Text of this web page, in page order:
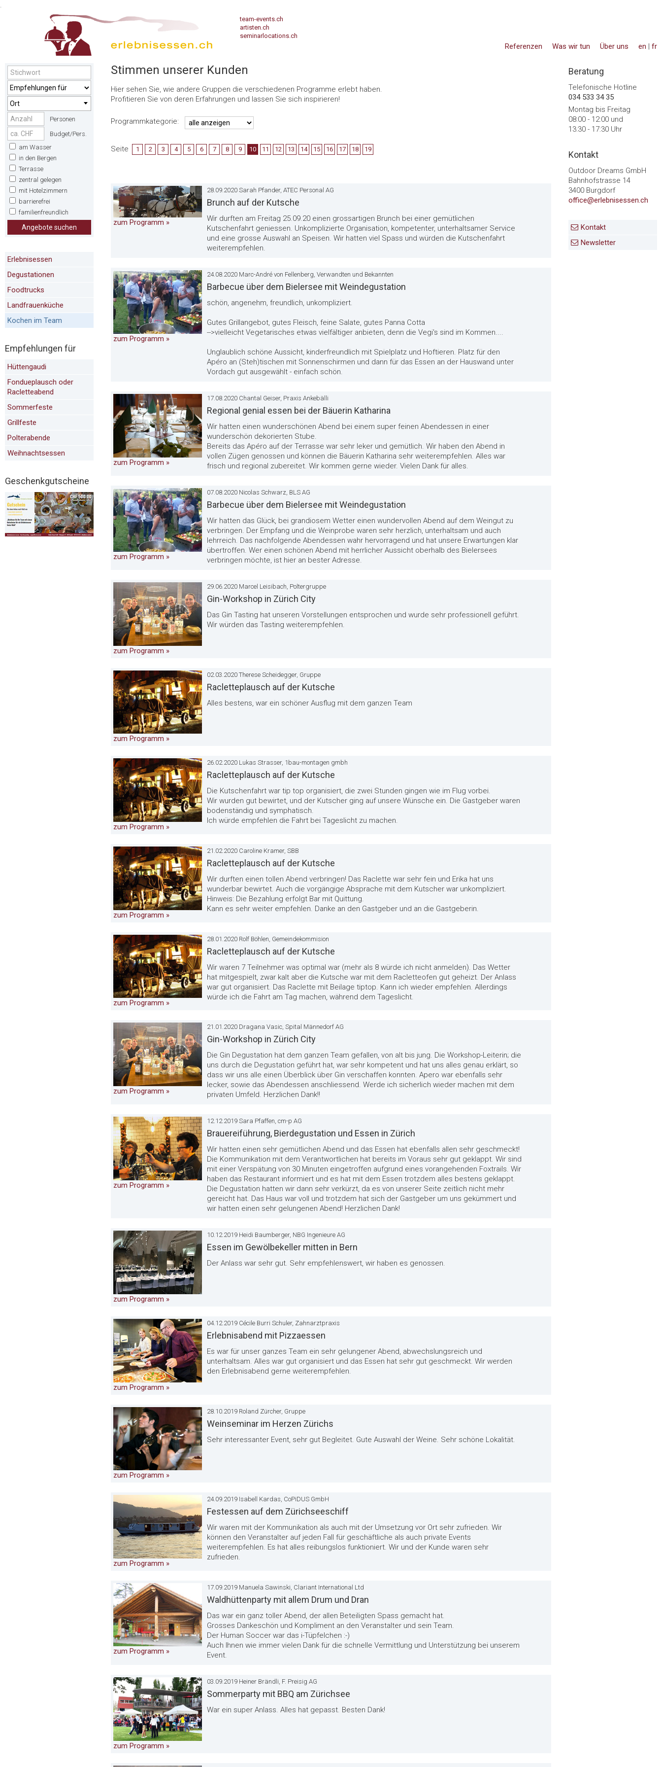
.
team-events.ch
artisten.ch
seminarlocations.ch
en | fr
Über uns
Was wir tun
Referenzen
Ort
Personen
Budget/Pers.
am Wasser
in den Bergen
Terrasse
zentral gelegen
mit Hotelzimmern
barrierefrei
familienfreundlich
Angebote suchen
Erlebnisessen
Degustationen
Foodtrucks
Landfrauenküche
Kochen im Team
Empfehlungen für
Hüttengaudi
Fondueplausch oder
Racletteabend
Sommerfeste
Grillfeste
Polterabende
Weihnachtsessen
Geschenkgutscheine
Stimmen unserer Kunden
Hier sehen Sie, wie andere Gruppen die verschiedenen Programme erlebt haben.
Profitieren Sie von deren Erfahrungen und lassen Sie sich inspirieren!
Programmkategorie:
Seite 1 2 3 4 5 6 7 8 9 10 11 12 13 14 15 16 17 18 19
zum Programm »
28.09.2020 Sarah Pfander, ATEC Personal AG
Brunch auf der Kutsche
Wir durften am Freitag 25.09.20 einen grossartigen Brunch bei einer gemütlichen
Kutschenfahrt geniessen. Unkomplizierte Organisation, kompetenter, unterhaltsamer Service
und eine grosse Auswahl an Speisen. Wir hatten viel Spass und würden die Kutschenfahrt
weiterempfehlen.
zum Programm »
24.08.2020 Marc-André von Fellenberg, Verwandten und Bekannten
Barbecue über dem Bielersee mit Weindegustation
schön, angenehm, freundlich, unkompliziert.
Gutes Grillangebot, gutes Fleisch, feine Salate, gutes Panna Cotta
-->vielleicht Vegetarisches etwas vielfältiger anbieten, denn die Vegi's sind im Kommen....
Unglaublich schöne Aussicht, kinderfreundlich mit Spielplatz und Hoftieren. Platz für den
Apéro an (Steh)tischen mit Sonnenschirmen und dann für das Essen an der Hauswand unter
Vordach gut ausgewählt - einfach schön.
zum Programm »
17.08.2020 Chantal Geiser, Praxis Ankebälli
Regional genial essen bei der Bäuerin Katharina
Wir hatten einen wunderschönen Abend bei einem super feinen Abendessen in einer
wunderschön dekorierten Stube.
Bereits das Apéro auf der Terrasse war sehr leker und gemütlich. Wir haben den Abend in
vollen Zügen genossen und können die Bäuerin Katharina sehr weiterempfehlen. Alles war
frisch und regional zubereitet. Wir kommen gerne wieder. Vielen Dank für alles.
zum Programm »
07.08.2020 Nicolas Schwarz, BLS AG
Barbecue über dem Bielersee mit Weindegustation
Wir hatten das Glück, bei grandiosem Wetter einen wundervollen Abend auf dem Weingut zu
verbringen. Der Empfang und die Weinprobe waren sehr herzlich, unterhaltsam und auch
lehrreich. Das nachfolgende Abendessen wahr hervorragend und hat unsere Erwartungen klar
übertroffen. Wer einen schönen Abend mit herrlicher Aussicht oberhalb des Bielersees
verbringen möchte, ist hier an bester Adresse.
zum Programm »
29.06.2020 Marcel Leisibach, Poltergruppe
Gin-Workshop in Zürich City
Das Gin Tasting hat unseren Vorstellungen entsprochen und wurde sehr professionell geführt.
Wir würden das Tasting weiterempfehlen.
zum Programm »
02.03.2020 Therese Scheidegger, Gruppe
Racletteplausch auf der Kutsche
Alles bestens, war ein schöner Ausflug mit dem ganzen Team
zum Programm »
26.02.2020 Lukas Strasser, 1bau-montagen gmbh
Racletteplausch auf der Kutsche
Die Kutschenfahrt war tip top organisiert, die zwei Stunden gingen wie im Flug vorbei.
Wir wurden gut bewirtet, und der Kutscher ging auf unsere Wünsche ein. Die Gastgeber waren
bodenständig und symphatisch.
Ich würde empfehlen die Fahrt bei Tageslicht zu machen.
zum Programm »
21.02.2020 Caroline Kramer, SBB
Racletteplausch auf der Kutsche
Wir durften einen tollen Abend verbringen! Das Raclette war sehr fein und Erika hat uns
wunderbar bewirtet. Auch die vorgängige Absprache mit dem Kutscher war unkompliziert.
Hinweis: Die Bezahlung erfolgt Bar mit Quittung.
Kann es sehr weiter empfehlen. Danke an den Gastgeber und an die Gastgeberin.
zum Programm »
28.01.2020 Rolf Böhlen, Gemeindekommision
Racletteplausch auf der Kutsche
Wir waren 7 Teilnehmer was optimal war (mehr als 8 würde ich nicht anmelden). Das Wetter
hat mitgespielt, zwar kalt aber die Kutsche war mit dem Racletteofen gut geheizt. Der Anlass
war gut organisiert. Das Raclette mit Beilage tiptop. Kann ich wieder empfehlen. Allerdings
würde ich die Fahrt am Tag machen, während dem Tageslicht.
zum Programm »
21.01.2020 Dragana Vasic, Spital Männedorf AG
Gin-Workshop in Zürich City
Die Gin Degustation hat dem ganzen Team gefallen, von alt bis jung. Die Workshop-Leiterin; die
uns durch die Degustation geführt hat, war sehr kompetent und hat uns alles genau erklärt, so
dass wir uns alle einen Überblick über Gin verschaffen konnten. Apero war ebenfalls sehr
lecker, sowie das Abendessen anschliessend. Werde ich sicherlich wieder machen mit dem
privaten Umfeld. Herzlichen Dank!!
zum Programm »
12.12.2019 Sara Pfaffen, cm-p AG
Brauereiführung, Bierdegustation und Essen in Zürich
Wir hatten einen sehr gemütlichen Abend und das Essen hat ebenfalls allen sehr geschmeckt!
Die Kommunikation mit dem Verantwortlichen hat bereits im Voraus sehr gut geklappt. Wir sind
mit einer Verspätung von 30 Minuten eingetroffen aufgrund eines vorangehenden Foxtrails. Wir
haben das Restaurant informiert und es hat mit dem Essen trotzdem alles bestens geklappt.
Die Degustation hatten wir dann sehr verkürzt, da es von unserer Seite zeitlich nicht mehr
gereicht hat. Das Haus war voll und trotzdem hat sich der Gastgeber um uns gekümmert und
wir hatten einen sehr gelungenen Abend! Herzlichen Dank!
zum Programm »
10.12.2019 Heidi Baumberger, NBG Ingenieure AG
Essen im Gewölbekeller mitten in Bern
Der Anlass war sehr gut. Sehr empfehlenswert, wir haben es genossen.
zum Programm »
04.12.2019 Cécile Burri Schuler, Zahnarztpraxis
Erlebnisabend mit Pizzaessen
Es war für unser ganzes Team ein sehr gelungener Abend, abwechslungsreich und
unterhaltsam. Alles war gut organisiert und das Essen hat sehr gut geschmeckt. Wir werden
den Erlebnisabend gerne weiterempfehlen.
zum Programm »
28.10.2019 Roland Zürcher, Gruppe
Weinseminar im Herzen Zürichs
Sehr interessanter Event, sehr gut Begleitet. Gute Auswahl der Weine. Sehr schöne Lokalität.
zum Programm »
24.09.2019 Isabell Kardas, CoPiDUS GmbH
Festessen auf dem Zürichseeschiff
Wir waren mit der Kommunikation als auch mit der Umsetzung vor Ort sehr zufrieden. Wir
können den Veranstalter auf jeden Fall für geschäftliche als auch private Events
weiterempfehlen. Es hat alles reibungslos funktioniert. Wir und der Kunde waren sehr
zufrieden.
zum Programm »
17.09.2019 Manuela Sawinski, Clariant International Ltd
Waldhüttenparty mit allem Drum und Dran
Das war ein ganz toller Abend, der allen Beteiligten Spass gemacht hat.
Grosses Dankeschön und Kompliment an den Veranstalter und sein Team.
Der Human Soccer war das i-Tüpfelchen :-)
Auch Ihnen wie immer vielen Dank für die schnelle Vermittlung und Unterstützung bei unserem
Event.
zum Programm »
03.09.2019 Heiner Brändli, F. Preisig AG
Sommerparty mit BBQ am Zürichsee
War ein super Anlass. Alles hat gepasst. Besten Dank!
Beratung
Telefonische Hotline
034 533 34 35
Montag bis Freitag
08:00 - 12:00 und
13:30 - 17:30 Uhr
Kontakt
Outdoor Dreams GmbH
Bahnhofstrasse 14
3400 Burgdorf
office@erlebnisessen.ch
Kontakt
Newsletter